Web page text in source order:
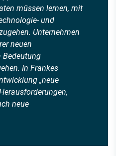
müssen lernen, mit
und
Unternehmen
neuen
Bedeutung
In Frankes
„neue
neue